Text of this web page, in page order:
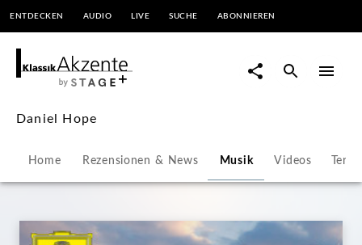
Daniel
Hope
KlassikAkzente
by
STAGE+
ENTDECKEN AUDIO LIVE SUCHE ABONNIEREN
Daniel Hope
Home Rezensionen & News Musik Videos